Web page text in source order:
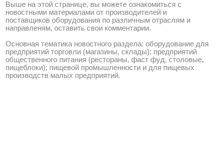
Выше на этой странице, вы можете ознакомиться с
новостными материалами от производителей и
поставщиков оборудования по различным отраслям и
направленям, оставить свои комментарии.
Основная тематика новостного раздела: оборудование для
предприятий торговли (магазины, склады); предприятий
общественного питания (рестораны, фаст фуд, столовые,
пищеблоки); пищевой промышленности и для пищевых
производств малых предприятий.